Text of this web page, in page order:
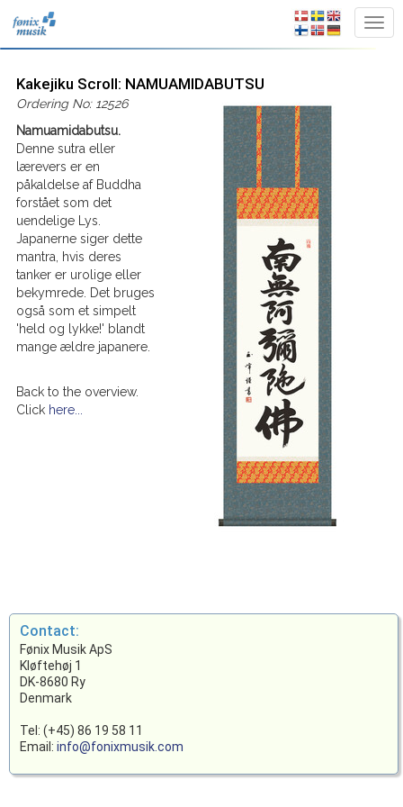
Kakejiku Scroll: NAMUAMIDABUTSU
Ordering No: 12526
Namuamidabutsu.
Denne sutra eller
lærevers er en
påkaldelse af Buddha
forstået som det
uendelige Lys.
Japanerne siger dette
mantra, hvis deres
tanker er urolige eller
bekymrede. Det bruges
også som et simpelt
'held og lykke!' blandt
mange ældre japanere.
Back to the overview.
Click here...
Contact:
Fønix Musik ApS
Kløftehøj 1
DK-8680 Ry
Denmark
Tel: (+45) 86 19 58 11
Email: info@fonixmusik.com